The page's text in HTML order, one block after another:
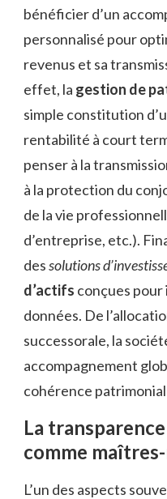
bénéficier d’un
personnalisé pour
revenus et sa
effet, la gestion de
simple constitution
rentabilité à court
penser à la
à la protection du
de la vie
d’entreprise, etc.).
dessolutions
d’actifs conçues
données. De
successorale, la
accompagnement
cohérence
La
comme
L’un des aspects